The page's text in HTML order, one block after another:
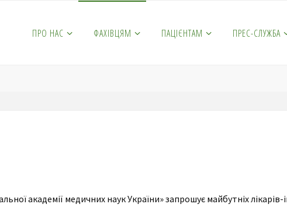
ПРО НАС ФАХІВЦЯМ ПАЦІЄНТАМ ПРЕС-СЛУЖБА
академії медичних наук України» запрошує майбутніх лікарів-